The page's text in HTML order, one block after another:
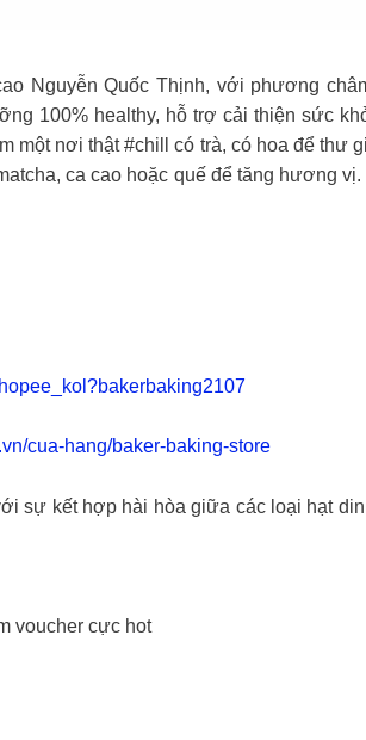
Nguyễn Quốc Thịnh, với phương
100% healthy, hỗ trợ cải thiện sức
nơi thật #chill có trà, có hoa để thư
ca cao hoặc quế để tăng hương
cua-hang/baker-baking-store
sự kết hợp hài hòa giữa các loại hạt
voucher cực hot